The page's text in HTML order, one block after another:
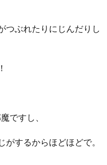
つぶれたりにじんだりし
ですし、
するからほどほどで。